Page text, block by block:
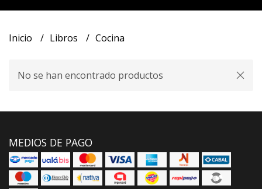
Inicio Libros Cocina
No se han encontrado productos
MEDIOS DE PAGO